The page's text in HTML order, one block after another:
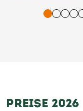
und Vorlesen
PREISE 2026